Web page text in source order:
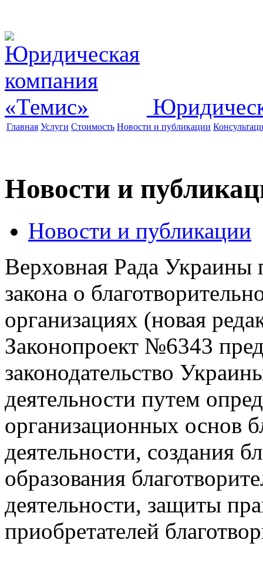
Главная Услуги Стоимость Новости и публикации
Новости и
Новости и публикации
Верховная Рада Украины
закона о
организациях (новая
Законопроект №6343
законодательство
деятельности путем
организационных основ
деятельности, создания
образования
деятельности, защиты
приобретателей